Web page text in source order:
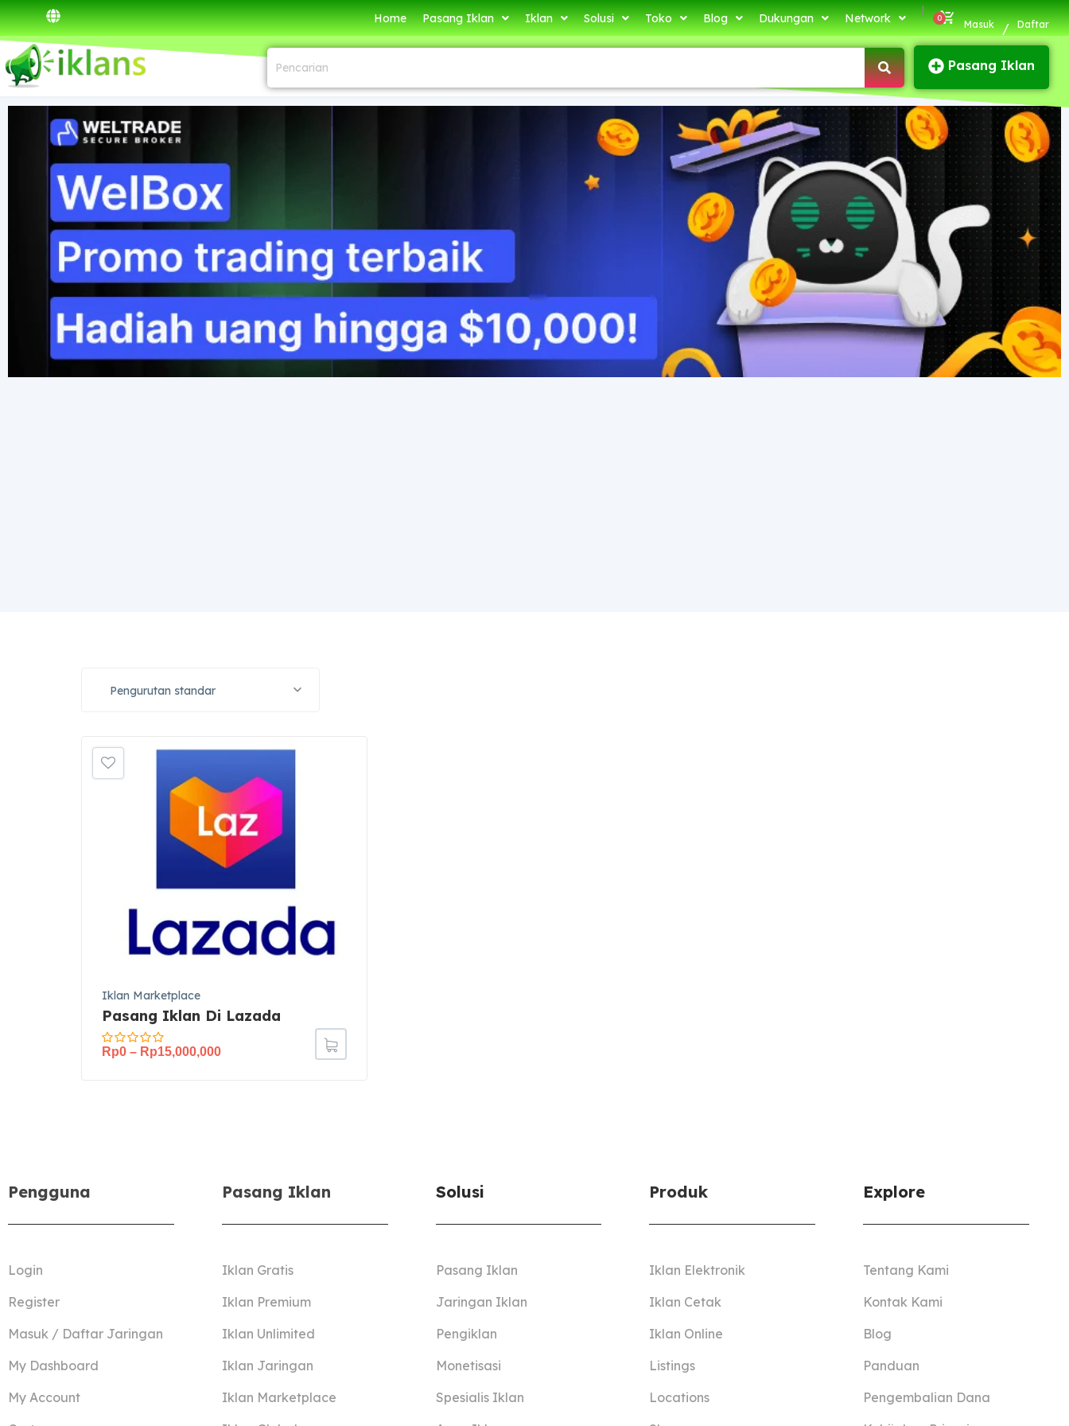
Home Pasang Iklan Iklan Solusi Toko Blog Dukungan Network
|
Masuk / Daftar
Pasang Iklan
Pengurutan standar
Iklan Marketplace
Pasang Iklan Di Lazada
Rp0 – Rp15,000,000
Pengguna
Login
Register
Masuk / Daftar Jaringan
My Dashboard
My Account
Pasang Iklan
Iklan Gratis
Iklan Premium
Iklan Unlimited
Iklan Jaringan
Iklan Marketplace
Solusi
Pasang Iklan
Jaringan Iklan
Pengiklan
Monetisasi
Spesialis Iklan
Produk
Iklan Elektronik
Iklan Cetak
Iklan Online
Listings
Locations
Explore
Tentang Kami
Kontak Kami
Blog
Panduan
Pengembalian Dana